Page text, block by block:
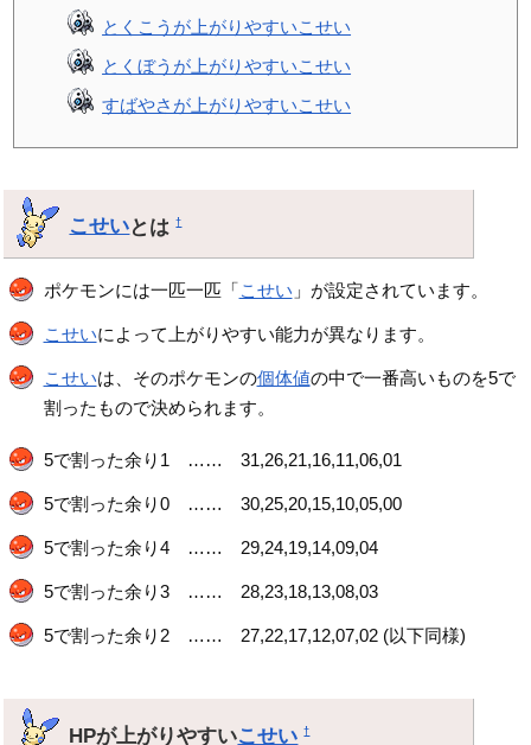
とくこうが上がりやすいこせい
とくぼうが上がりやすいこせい
すばやさが上がりやすいこせい
こせいとは†
ポケモンには一匹一匹「こせい 」が設定されています。
こせいによって上がりやすい能力が異なります。
こせいは、そのポケモンの個体値の中で一番高いものを5で
割ったもので決められます。
5で割った余り1 …… 31,26,21,16,11,06,01
5で割った余り0 …… 30,25,20,15,10,05,00
5で割った余り4 …… 29,24,19,14,09,04
5で割った余り3 …… 28,23,18,13,08,03
5で割った余り2 …… 27,22,17,12,07,02 (以下同様)
HPが上がりやすいこせい †